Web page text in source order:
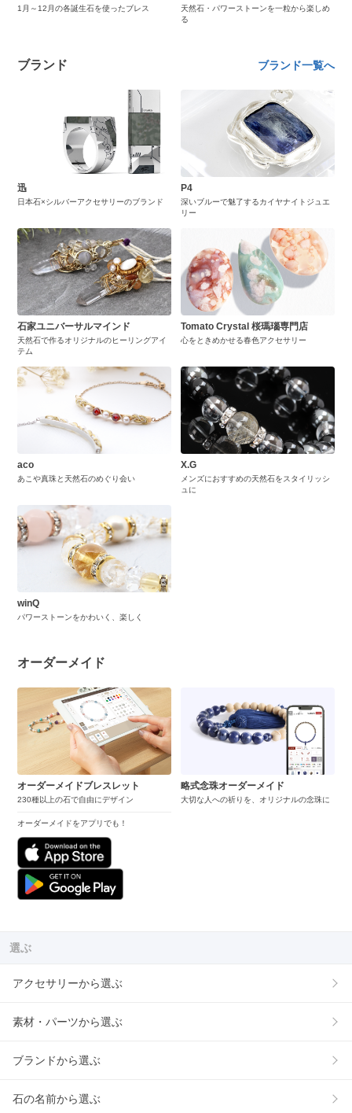
1月～12月の各誕生石を使ったブレス
天然石・パワーストーンを一粒から楽しめ
る
ブランド ブランド一覧へ
迅
日本石×シルバーアクセサリーのブランド
P4
深いブルーで魅了するカイヤナイトジュエ
リー
石家ユニバーサルマインド
天然石で作るオリジナルのヒーリングアイ
テム
Tomato Crystal 桜瑪瑙専門店
心をときめかせる春色アクセサリー
aco
あこや真珠と天然石のめぐり会い
X.G
メンズにおすすめの天然石をスタイリッシ
ュに
winQ
パワーストーンをかわいく、楽しく
オーダーメイド
オーダーメイドブレスレット
230種以上の石で自由にデザイン
オーダーメイドをアプリでも！
略式念珠オーダーメイド
大切な人への祈りを、オリジナルの念珠に
選ぶ
アクセサリーから選ぶ
素材・パーツから選ぶ
ブランドから選ぶ
石の名前から選ぶ